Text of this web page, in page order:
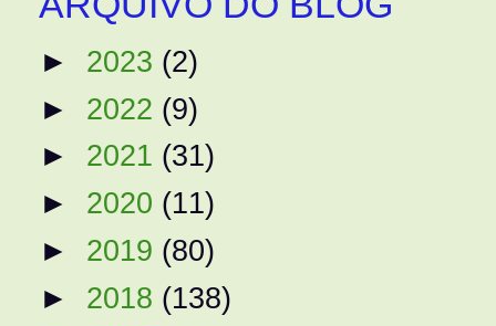
► 2023 (2)
► 2022 (9)
► 2021 (31)
► 2020 (11)
► 2019 (80)
► 2018 (138)